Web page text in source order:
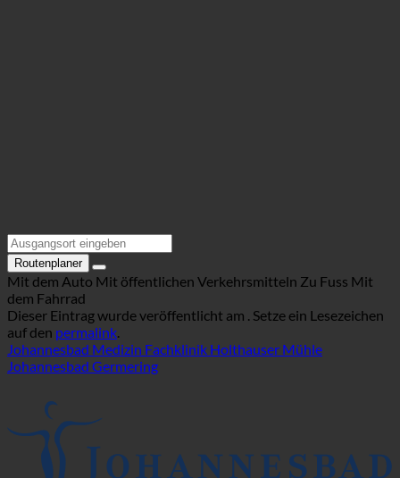
Routenplaner
Mit dem Auto Mit öffentlichen VerkehrsmittelnZu Fuss Mit
dem Fahrrad
Dieser Eintrag wurde veröffentlicht am . Setze ein Lesezeichen
auf denpermalink.
Johannesbad Germering